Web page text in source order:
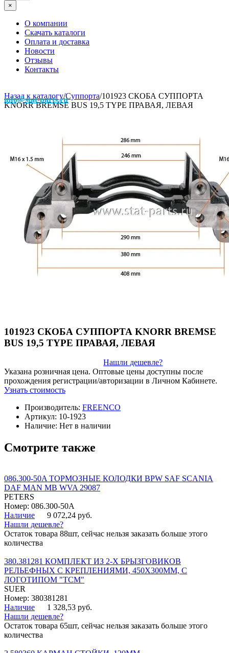
×
О компании
Скачать каталоги
Оплата и доставка
Новости
Отзывы
Контакты
info@stat-parts.ru
Назад к каталогу/Суппорта/101923 СКОБА СУППОРТА
KNORR BREMSE BUS 19,5 TYPE ПРАВАЯ, ЛЕВАЯ
101923 СКОБА СУППОРТА KNORR BREMSE
BUS 19,5 TYPE ПРАВАЯ, ЛЕВАЯ
Нашли дешевле?
Указана розничная цена. Оптовые цены доступны после
прохождения регистрации/авторизации в Личном Кабинете.
Узнать стоимость
Производитель: FREENCO
Артикул: 10-1923
Наличие: Нет в наличии
Смотрите также
086.300-50A ТОРМОЗНЫЕ КОЛОДКИ BPW SAF SCANIA
DAF MAN MB WVA 29087
PETERS
Номер: 086.300-50A
Наличие
9 072,24 руб.
Нашли дешевле?
Остаток товара 88шт, сейчас нельзя заказать больше этого
количества
380.381281 КОМПЛЕКТ ИЗ 2-Х БРЫЗГОВИКОВ
РЕЛЬЕФНЫХ С КРЕПЛЕНИЯМИ, 450Х300ММ, С
ЛОГОТИПОМ "ТСМ"
SUER
Номер: 380381281
Наличие
1 328,53 руб.
Нашли дешевле?
Остаток товара 65шт, сейчас нельзя заказать больше этого
количества